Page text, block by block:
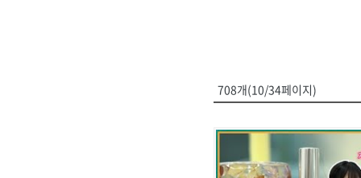
708개(10/34페이지)